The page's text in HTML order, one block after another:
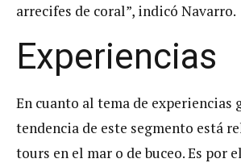
arrecifes de coral”, indicó Navarro.
Experiencias
En cuanto al tema de experiencias
tendencia de este segmento está
tours en el mar o de buceo. Es por